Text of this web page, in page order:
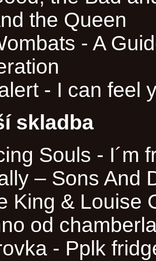
the Queen
- A
- I can feel
skladba
Souls - I´m
– Sons And
King & Louise
od
- Pplk